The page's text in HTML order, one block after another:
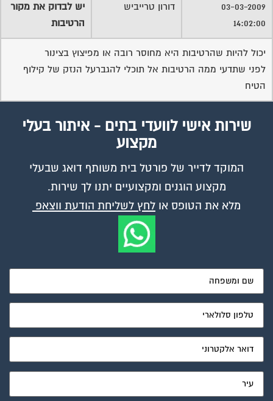
03-03-2009
14:02:00
דורון טרייביש
יש לבדוק את מקור
הרטיבות
יכול להיות שהרטיבות היא מחוסר רובה או מפיצוץ בצינור
לפני שתדעי ממה הרטיבות אל תוכלי להגברעל הנזק של קילוף
הטיח
שירות אישי לוועדי בתים - איתור בעלי
מקצוע
המוקד לדייר של פורטל בית משותף דואג שבעלי
מקצוע הוגנים ומקצועיים יתנו לך שירות.
מלא את הטופס אולחץ לשליחת הודעת ווצאפ